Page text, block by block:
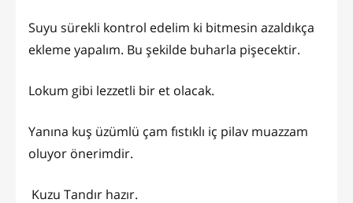
Suyu sürekli kontrol edelim ki bitmesin azaldıkça
ekleme yapalım. Bu şekilde buharla pişecektir.
Lokum gibi lezzetli bir et olacak.
Yanına kuş üzümlü çam fıstıklı iç pilav muazzam
oluyor önerimdir.
Kuzu Tandır hazır.